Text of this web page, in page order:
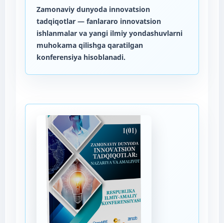
Zamonaviy dunyoda innovatsion
tadqiqotlar— fanlararo innovatsion
ishlanmalar va yangi ilmiy yondashuvlarni
muhokama qilishga qaratilgan
konferensiya hisoblanadi.